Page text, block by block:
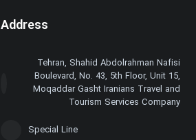
Address
Tehran, Shahid Abdolrahman Nafisi
Boulevard, No. 43, 5th Floor, Unit 15,
Moqaddar Gasht Iranians Travel and
Tourism Services Company
Special Line